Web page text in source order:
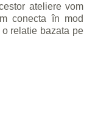
ateliere vom
conecta în mod
relatie bazata pe